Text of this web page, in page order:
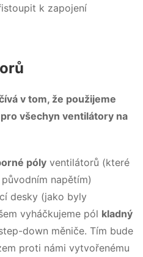
k zapojení
v tom, že použijeme
všechyn ventilátory na
póly ventilátorů (které
napětím)
desky (jako byly
vyháčkujeme pól kladný
down měniče. Tím bude
proti námi vytvořenému